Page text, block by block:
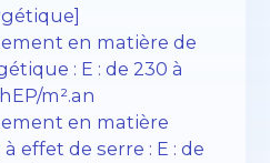
en matière de
: E : de 230 à
m².an
en matière
effet de serre : E : de